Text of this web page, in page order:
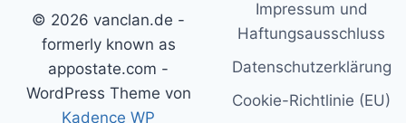
ELBA
© 2026 vanclan.de -
formerly known as
appostate.com -
WordPress Theme von
Kadence WP
Impressum und
Haftungsausschluss
Datenschutzerklärung
Cookie-Richtlinie (EU)